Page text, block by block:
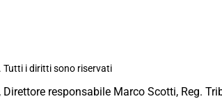
Tutti i diritti sono riservati
responsabile Marco Scotti, Reg.